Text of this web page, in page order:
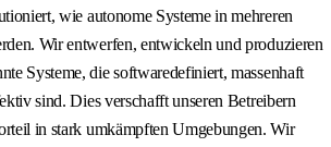
wie autonome Systeme in mehreren
Wir entwerfen, entwickeln und produzieren
Systeme, die softwaredefiniert, massenhaft
sind. Dies verschafft unseren Betreibern
in stark umkämpften Umgebungen. Wir